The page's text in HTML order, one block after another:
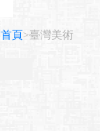
首頁>臺灣美術